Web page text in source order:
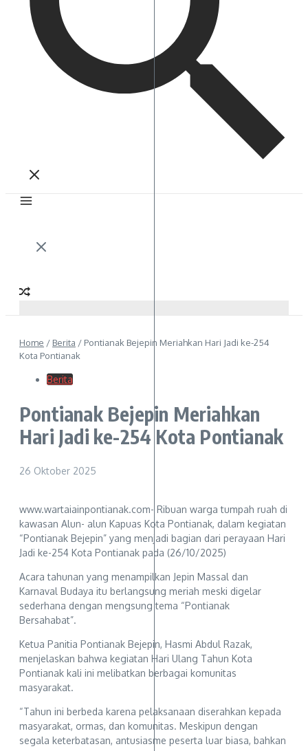
Home / Berita / Pontianak Bejepin Meriahkan Hari Jadi ke-254
Kota Pontianak
Berita
Pontianak Bejepin Meriahkan
Hari Jadi ke-254 Kota Pontianak
26 Oktober 2025
www.wartaiainpontianak.com- Ribuan warga tumpah ruah di
kawasan Alun- alun Kapuas Kota Pontianak, dalam kegiatan
“Pontianak Bejepin” yang menjadi bagian dari perayaan Hari
Jadi ke-254 Kota Pontianak pada (26/10/2025)
Acara tahunan yang menampilkan Jepin Massal dan
Karnaval Budaya itu berlangsung meriah meski digelar
sederhana dengan mengsung tema “Pontianak
Bersahabat”.
Ketua Panitia Pontianak Bejepin, Hasmi Abdul Razak,
menjelaskan bahwa kegiatan Hari Ulang Tahun Kota
Pontianak kali ini melibatkan berbagai komunitas
masyarakat.
“Tahun ini berbeda karena pelaksanaan diserahkan kepada
masyarakat, ormas, dan komunitas. Meskipun dengan
segala keterbatasan, antusiasme peserta luar biasa, bahkan